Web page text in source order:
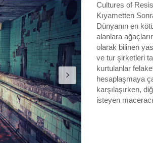
Cultures of
Kıyametten
Dünyanın en
alanlara
olarak bilinen
ve tur şirketleri
kurtulanlar
hesaplaşmaya
karşılaşırken,
isteyen